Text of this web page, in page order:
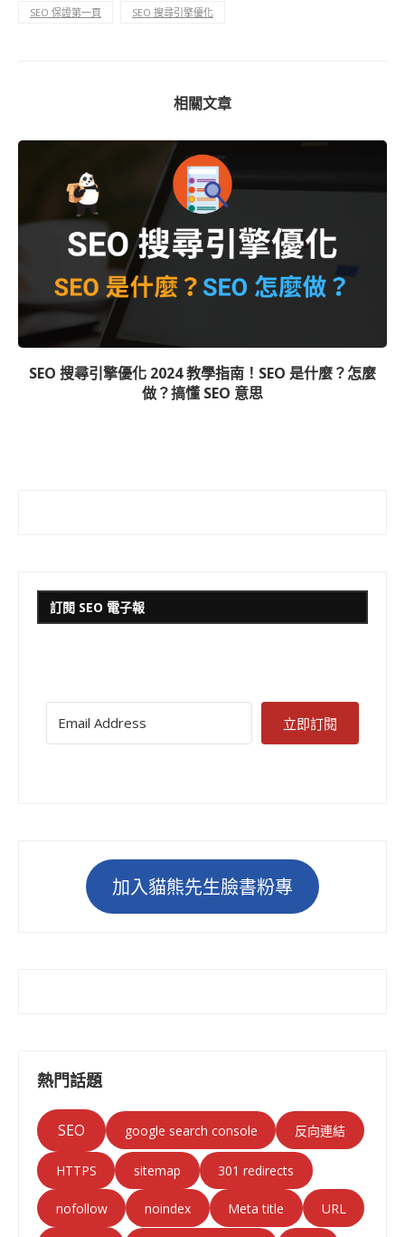
SEO 保證第一頁 SEO 搜尋引擎優化
相關文章
SEO 搜尋引擎優化 2024 教學指南！SEO 是什麼？怎麼
做？搞懂 SEO 意思
訂閱 SEO 電子報
立即訂閱
加入貓熊先生臉書粉專
熱門話題
SEO google search console 反向連結
HTTPS sitemap 301 redirects
nofollow noindex Meta title URL